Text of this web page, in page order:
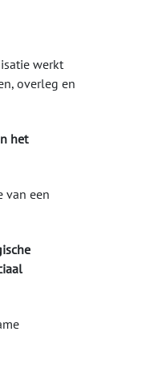
werkt
overleg en
het
van een